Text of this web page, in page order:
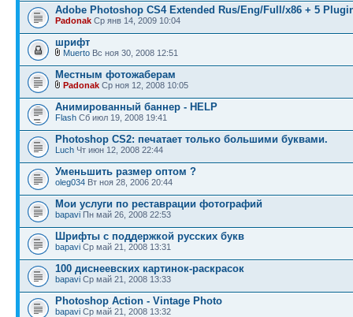
Adobe Photoshop CS4 Extended Rus/Eng/Full/x86 + 5
Padonak Ср янв 14, 2009 10:04
шрифт
Muerto Вс ноя 30, 2008 12:51
Местным фотожаберам
Padonak Ср ноя 12, 2008 10:05
Анимированный баннер - HELP
Flash Сб июл 19, 2008 19:41
Photoshop CS2: печатает только большими буквами.
Luch Чт июн 12, 2008 22:44
Уменьшить размер оптом ?
oleg034 Вт ноя 28, 2006 20:44
Мои услуги по реставрации фотографий
bapavi Пн май 26, 2008 22:53
Шрифты с поддержкой русских букв
bapavi Ср май 21, 2008 13:31
100 диснеевских картинок-раскрасок
bapavi Ср май 21, 2008 13:33
Photoshop Action - Vintage Photo
bapavi Ср май 21, 2008 13:32